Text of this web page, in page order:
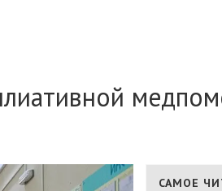
САМОЕ